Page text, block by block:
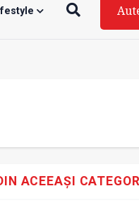
ACEEAȘI